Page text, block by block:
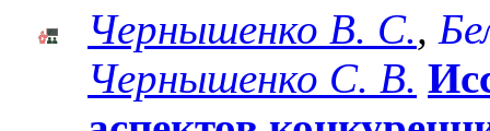
Чернышенко В. С.,
Чернышенко С. В.